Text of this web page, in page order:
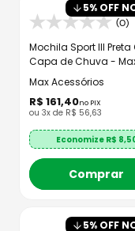
5% OFF
(0)
Mochila Sport III Preta
Capa de Chuva -
Acessórios
Max Acessórios
R$ 161,40no PIX
ou 3x de R$ 56,63
Economize R$
Comprar
5% OFF